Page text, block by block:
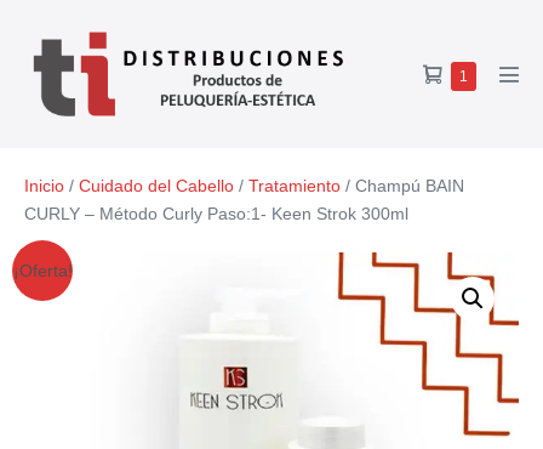
1
Inicio / Cuidado del Cabello / Tratamiento / Champú BAIN
CURLY – Método Curly Paso:1- Keen Strok 300ml
¡Oferta!